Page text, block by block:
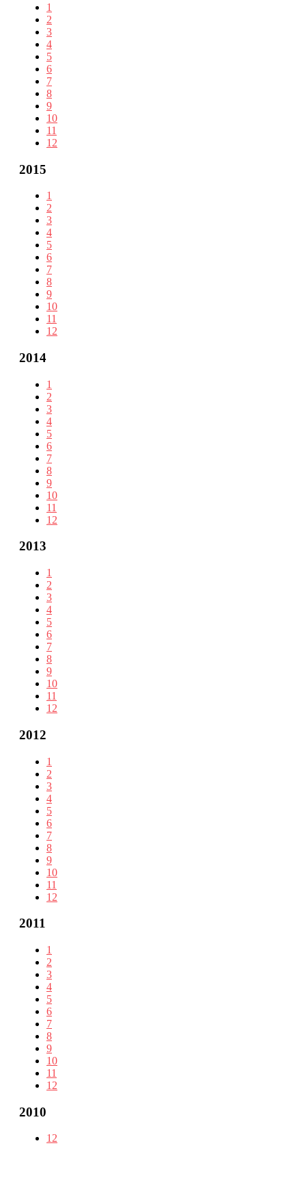
1
2
3
4
5
6
7
8
9
10
11
12
2015
1
2
3
4
5
6
7
8
9
10
11
12
2014
1
2
3
4
5
6
7
8
9
10
11
12
2013
1
2
3
4
5
6
7
8
9
10
11
12
2012
1
2
3
4
5
6
7
8
9
10
11
12
2011
1
2
3
4
5
6
7
8
9
10
11
12
2010
12